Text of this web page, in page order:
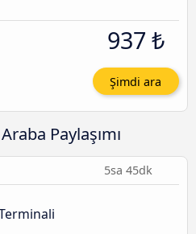
937 ₺
Şimdi ara
Paylaşımı
5sa 45dk